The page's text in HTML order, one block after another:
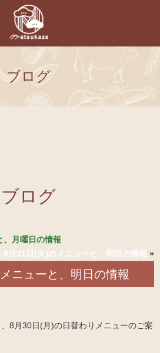
ブログ
ブログ
、月曜日の情報
8月31日(火)のメニューと、明日の情報 »
ニューと、明日の情報
8月30日(月)の日替わりメニューのご案